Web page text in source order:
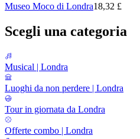
Museo Moco di Londra18,32 £
Scegli una categoria
Musical | Londra
Luoghi da non perdere | Londra
Tour in giornata da Londra
Offerte combo | Londra